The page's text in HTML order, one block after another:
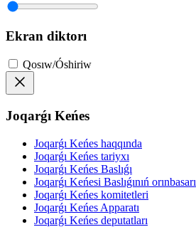
Ekran diktorı
Qosıw/Óshiriw
Joqarǵı Keńes
Joqarǵı Keńes haqqında
Joqarǵı Keńes tariyxı
Joqarǵı Keńes Baslıǵı
Joqarǵı Keńesi Baslıǵınıń orınbasarı
Joqarǵı Keńes komitetleri
Joqarǵı Keńes Apparatı
Joqarǵı Keńes deputatları